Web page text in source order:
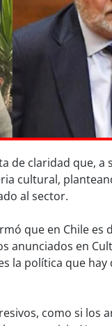
de claridad que, a
cultural,
al sector.
que en Chile es
en
la política que hay
como si los